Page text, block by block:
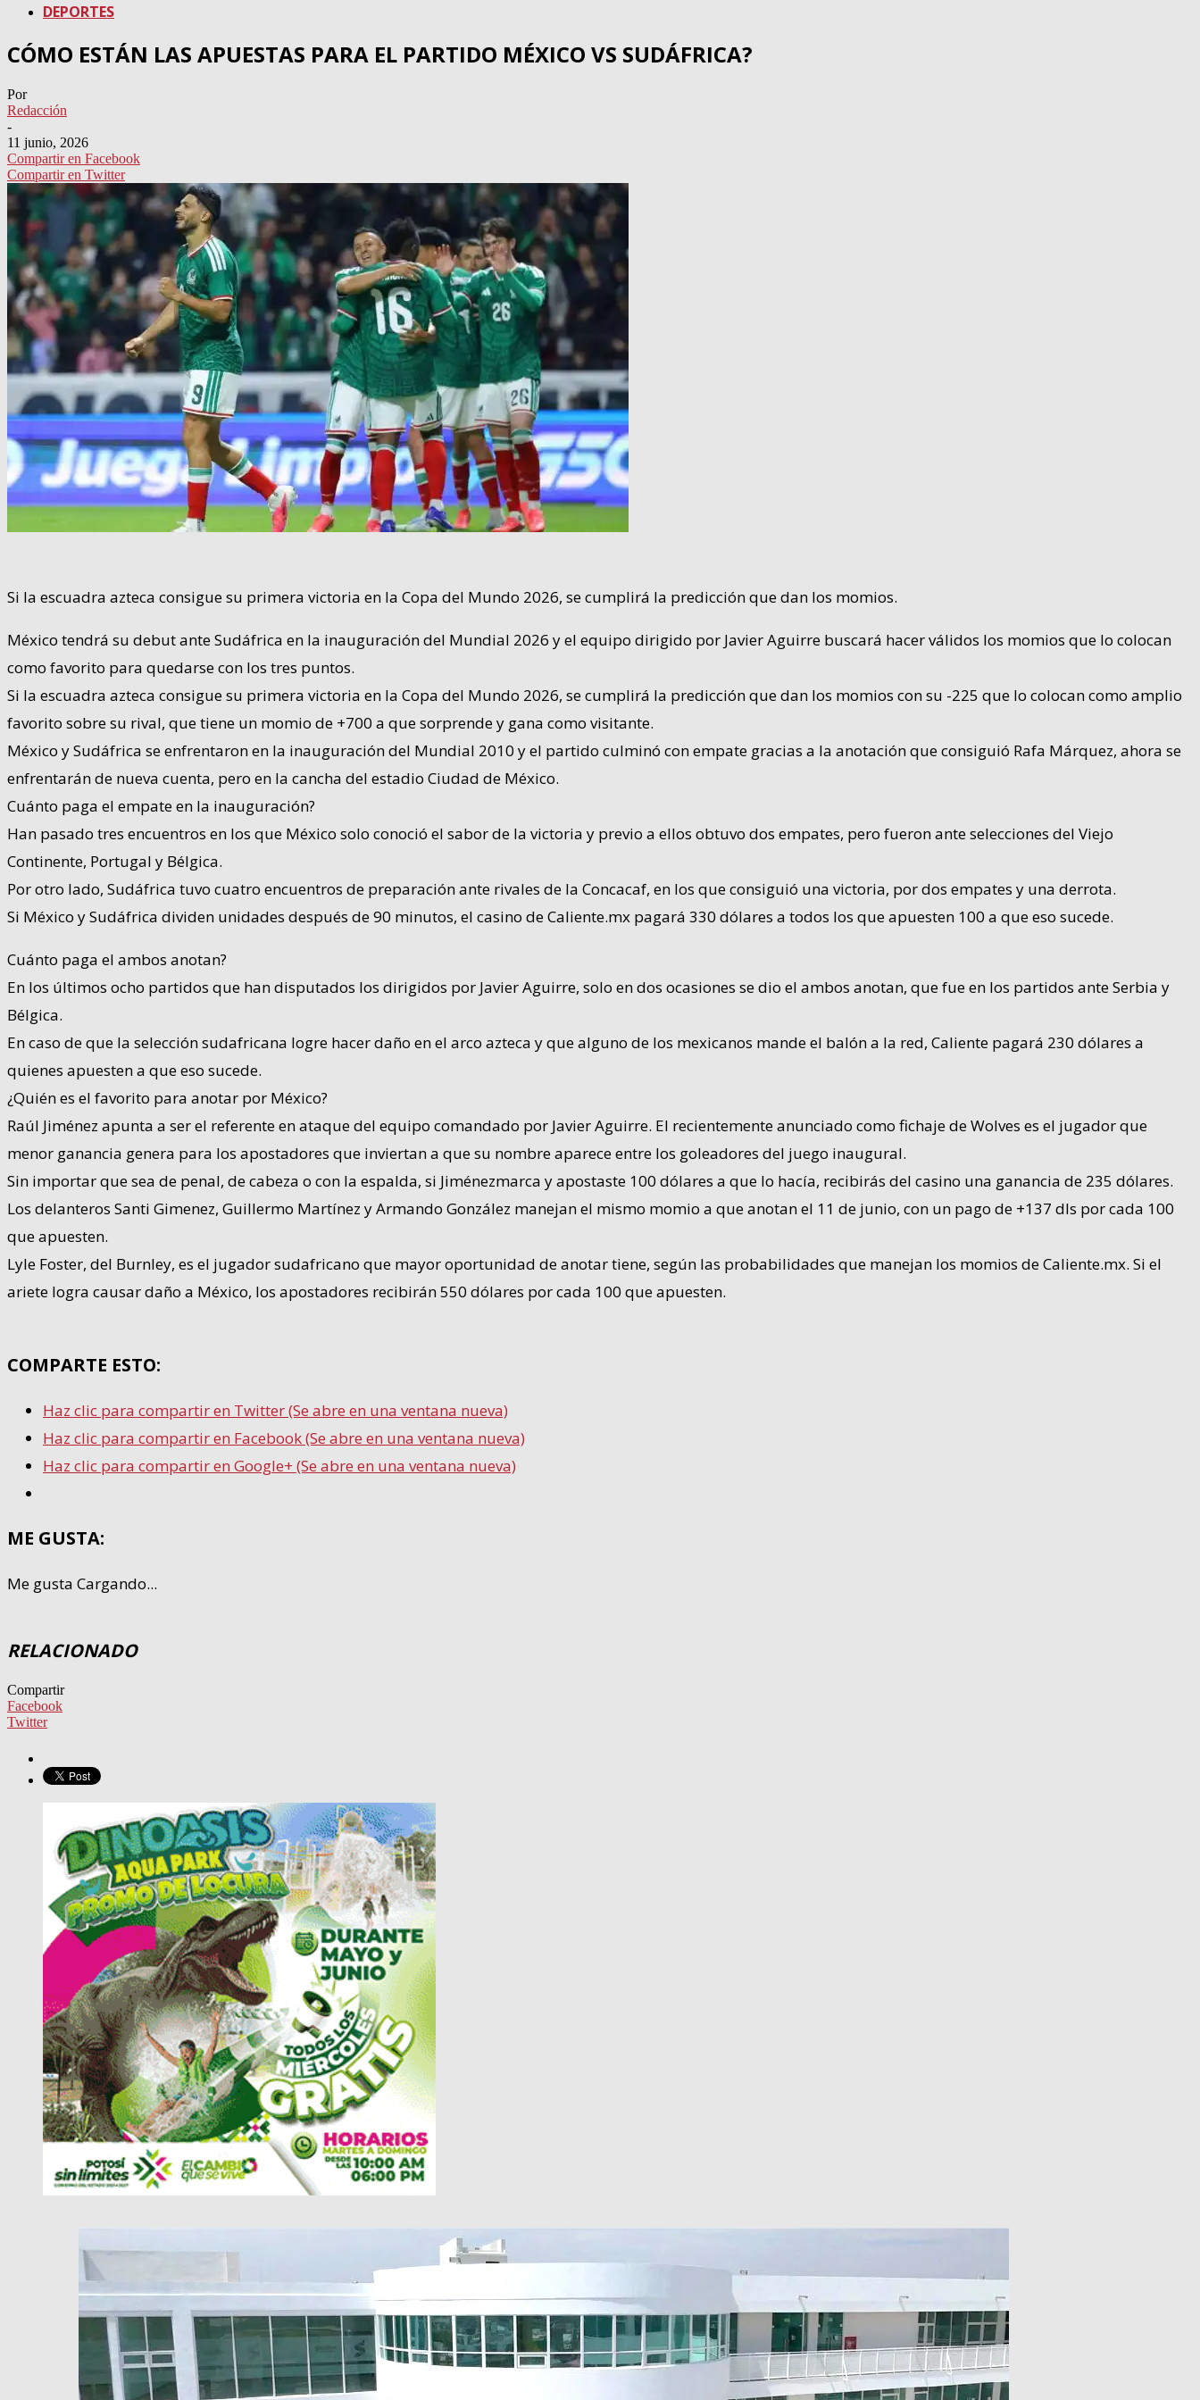
DEPORTES
CÓMO ESTÁN LAS APUESTAS PARA EL PARTIDO MÉXICO VS SUDÁFRICA?
Por
Redacción
-
11 junio, 2026
Compartir en Facebook
Compartir en Twitter
Si la escuadra azteca consigue su primera victoria en la Copa del Mundo 2026, se cumplirá la predicción que dan los momios.
México tendrá su debut ante Sudáfrica en la inauguración del Mundial 2026 y el equipo dirigido por Javier Aguirre buscará hacer válidos los momios que lo colocan
como favorito para quedarse con los tres puntos.
Si la escuadra azteca consigue su primera victoria en la Copa del Mundo 2026, se cumplirá la predicción que dan los momios con su -225 que lo colocan como amplio
favorito sobre su rival, que tiene un momio de +700 a que sorprende y gana como visitante.
México y Sudáfrica se enfrentaron en la inauguración del Mundial 2010 y el partido culminó con empate gracias a la anotación que consiguió Rafa Márquez, ahora se
enfrentarán de nueva cuenta, pero en la cancha del estadio Ciudad de México.
Cuánto paga el empate en la inauguración?
Han pasado tres encuentros en los que México solo conoció el sabor de la victoria y previo a ellos obtuvo dos empates, pero fueron ante selecciones del Viejo
Continente, Portugal y Bélgica.
Por otro lado, Sudáfrica tuvo cuatro encuentros de preparación ante rivales de la Concacaf, en los que consiguió una victoria, por dos empates y una derrota.
Si México y Sudáfrica dividen unidades después de 90 minutos, el casino de Caliente.mx pagará 330 dólares a todos los que apuesten 100 a que eso sucede.
Cuánto paga el ambos anotan?
En los últimos ocho partidos que han disputados los dirigidos por Javier Aguirre, solo en dos ocasiones se dio el ambos anotan, que fue en los partidos ante Serbia y
Bélgica.
En caso de que la selección sudafricana logre hacer daño en el arco azteca y que alguno de los mexicanos mande el balón a la red, Caliente pagará 230 dólares a
quienes apuesten a que eso sucede.
¿Quién es el favorito para anotar por México?
Raúl Jiménez apunta a ser el referente en ataque del equipo comandado por Javier Aguirre. El recientemente anunciado como fichaje de Wolves es el jugador que
menor ganancia genera para los apostadores que inviertan a que su nombre aparece entre los goleadores del juego inaugural.
Sin importar que sea de penal, de cabeza o con la espalda, si Jiménezmarca y apostaste 100 dólares a que lo hacía, recibirás del casino una ganancia de 235 dólares.
Los delanteros Santi Gimenez, Guillermo Martínez y Armando González manejan el mismo momio a que anotan el 11 de junio, con un pago de +137 dls por cada 100
que apuesten.
Lyle Foster, del Burnley, es el jugador sudafricano que mayor oportunidad de anotar tiene, según las probabilidades que manejan los momios de Caliente.mx. Si el
ariete logra causar daño a México, los apostadores recibirán 550 dólares por cada 100 que apuesten.
COMPARTE ESTO:
Haz clic para compartir en Twitter (Se abre en una ventana nueva)
Haz clic para compartir en Facebook (Se abre en una ventana nueva)
Haz clic para compartir en Google+ (Se abre en una ventana nueva)
ME GUSTA:
Me gusta Cargando...
RELACIONADO
Compartir
Facebook
Twitter